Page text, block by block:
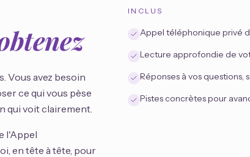
Vous avez besoin
ce qui vous pèse
qui voit clairement.
l'Appel
en tête à tête, pour
INCLUS
Appel téléphonique privé
Lecture approfondie de
Réponses à vos questions,
Pistes concrètes pour